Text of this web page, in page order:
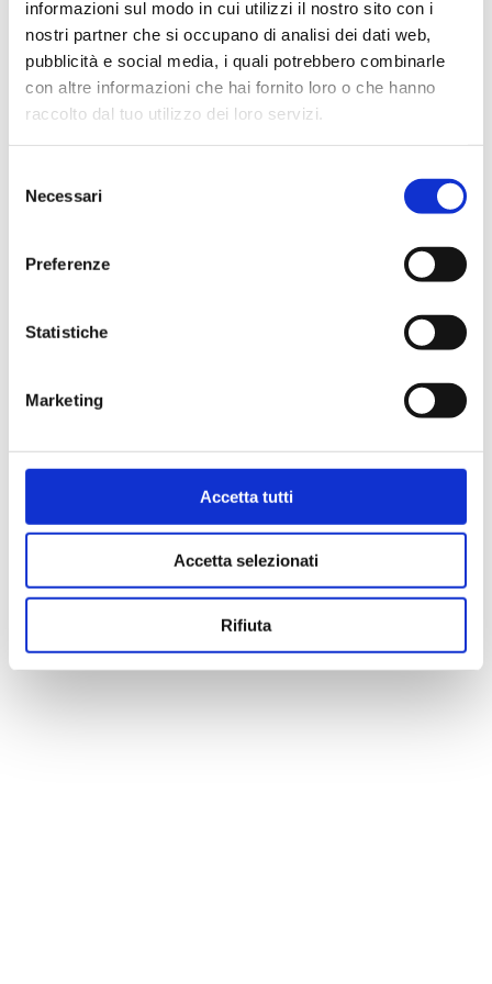
informazioni sul modo in cui utilizzi il nostro sito con i
nostri partner che si occupano di analisi dei dati web,
pubblicità e social media, i quali potrebbero combinarle
con altre informazioni che hai fornito loro o che hanno
raccolto dal tuo utilizzo dei loro servizi.
delNecessari
Preferenze
Statistiche
Marketing
Accetta tutti
Accetta selezionati
Rifiuta